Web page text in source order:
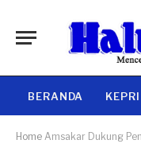
BERANDA KEPRI
Home Amsakar Dukung